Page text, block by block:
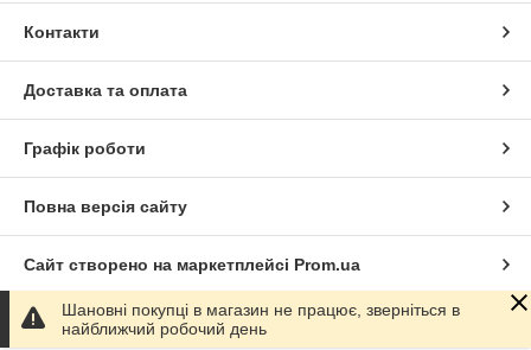
Контакти
Доставка та оплата
Графік роботи
Повна версія сайту
Сайт створено на маркетплейсі Prom.ua
Політика конфіденційності
Шановні покупці в магазин не працює, зверніться в
найближчий робочий день